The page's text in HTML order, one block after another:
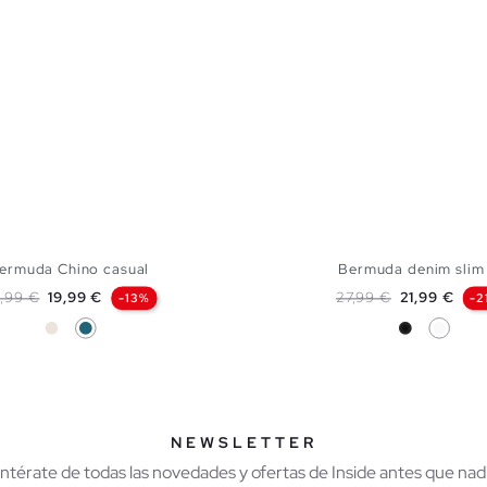
AÑADIR A MI CESTA
Chino casual
base
€ Precio
19,99 € -13%
CrudoAzul Petróleo AÑADIR A MI
Bermuda denim
Precio base
27,99 € Precio
21,99 € -
NegroBlanco
NEWSLETTER
de todas las novedades y ofertas de Inside antes que